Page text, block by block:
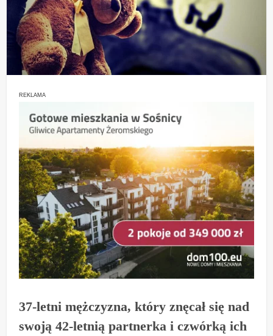
REKLAMA
37-letni mężczyzna, który znęcał się nad
swoją 42-letnią partnerka i czwórką ich